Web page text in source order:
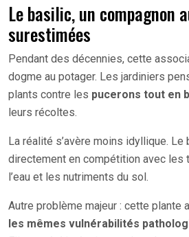
Le basilic, un compagnon
surestimées
Pendant des décennies, cette
dogme au potager. Les jardiniers
plants contre les pucerons tout en
leurs récoltes.
La réalité s’avère moins idyllique. Le
directement en compétition avec les
l’eau et les nutriments du sol.
Autre problème majeur : cette plante
les mêmes vulnérabilités